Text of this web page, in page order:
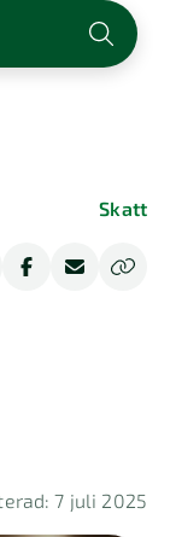
Skatt
7 juli 2025